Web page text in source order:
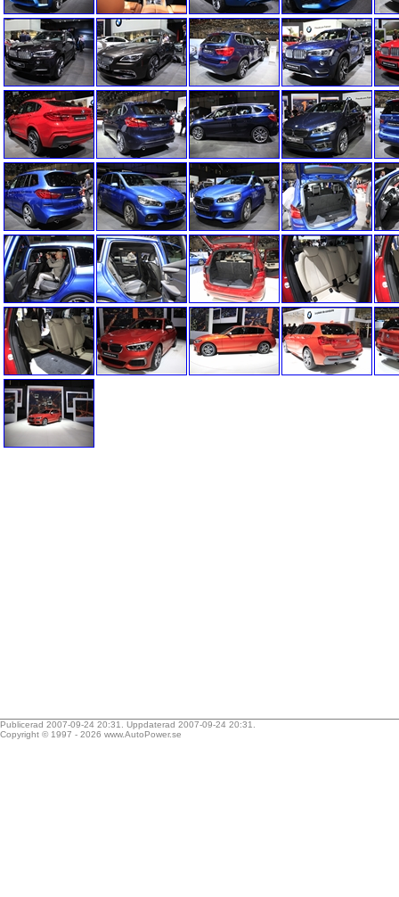
Publicerad 2007-09-24 20:31. Uppdaterad 2007-09-24 20:31.
Copyright © 1997 - 2026 www.AutoPower.se